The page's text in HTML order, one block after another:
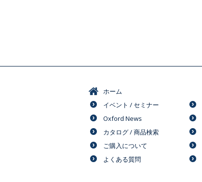
ホーム
イベント / セミナー
Oxford News
カタログ / 商品検索
ご購入について
よくある質問